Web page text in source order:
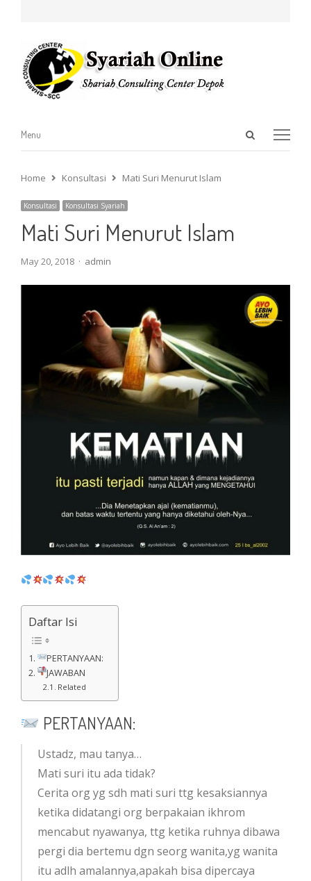
Open
Menu
Menu
Home Konsultasi Mati Suri Menurut Islam
Konsultasi Konsultasi Syariah
Mati Suri Menurut Islam
May 20, 2018 Author
admin
Daftar Isi
PERTANYAAN:
JAWABAN
Related
PERTANYAAN:
Ustadz, mau tanya…
Mati suri itu ada tidak?
Cerita org yg sdh mati suri ttg kesaksiannya
ketika didatangi org berpakaian ikhrom
mencabut nyawanya, ttg ketika ruhnya dibawa
pergi dia bertemu dgn seorg wanita,yg wanita
itu adlh amalannya,apakah bisa dipercaya